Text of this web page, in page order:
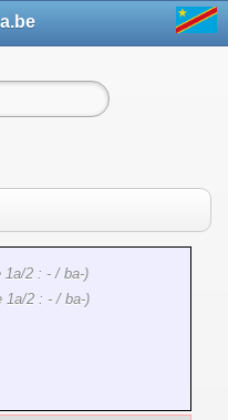
1a/2 : - / ba-)
1a/2 : - / ba-)